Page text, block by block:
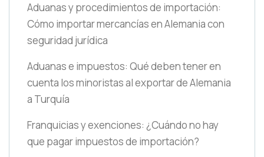
Aduanas y procedimientos de importación:
Cómo importar mercancías en Alemania con
seguridad jurídica
Aduanas e impuestos: Qué deben tener en
cuenta los minoristas al exportar de Alemania
a Turquía
Franquicias y exenciones: ¿Cuándo no hay
que pagar impuestos de importación?